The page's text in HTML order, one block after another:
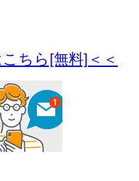
ちら[無料]＜＜